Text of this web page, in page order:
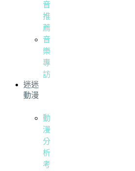
音
推
薦
音
樂
專
訪
迷迷
動漫
動
漫
分
析
考